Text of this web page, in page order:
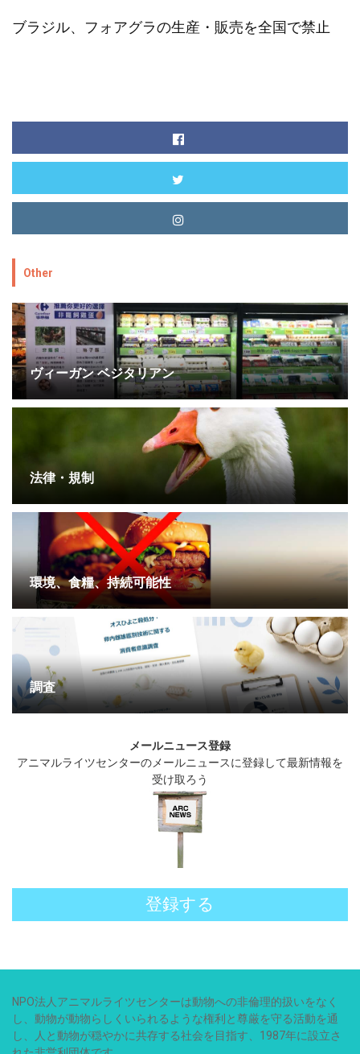
ブラジル、フォアグラの生産・販売を全国で禁止
Other
ヴィーガン ベジタリアン
法律・規制
環境、食糧、持続可能性
調査
メールニュース登録
アニマルライツセンターのメールニュースに登録して最新情報を
受け取ろう
登録する
NPO法人アニマルライツセンターは動物への非倫理的扱いをなく
し、動物が動物らしくいられるような権利と尊厳を守る活動を通
し、人と動物が穏やかに共存する社会を目指す、1987年に設立さ